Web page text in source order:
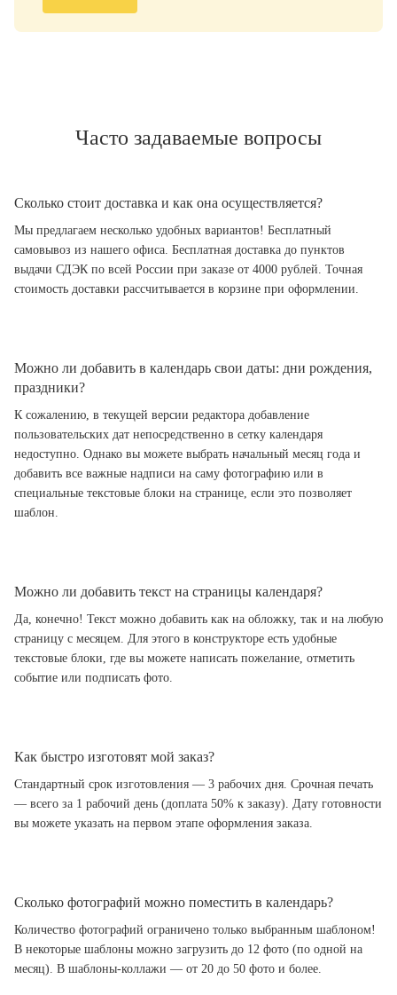
Часто задаваемые вопросы
Сколько стоит доставка и как она осуществляется?
Мы предлагаем несколько удобных вариантов! Бесплатный
самовывоз из нашего офиса. Бесплатная доставка до пунктов
выдачи СДЭК по всей России при заказе от 4000 рублей. Точная
стоимость доставки рассчитывается в корзине при оформлении.
Можно ли добавить в календарь свои даты: дни рождения,
праздники?
К сожалению, в текущей версии редактора добавление
пользовательских дат непосредственно в сетку календаря
недоступно. Однако вы можете выбрать начальный месяц года и
добавить все важные надписи на саму фотографию или в
специальные текстовые блоки на странице, если это позволяет
шаблон.
Можно ли добавить текст на страницы календаря?
Да, конечно! Текст можно добавить как на обложку, так и на любую
страницу с месяцем. Для этого в конструкторе есть удобные
текстовые блоки, где вы можете написать пожелание, отметить
событие или подписать фото.
Как быстро изготовят мой заказ?
Стандартный срок изготовления — 3 рабочих дня. Срочная печать
— всего за 1 рабочий день (доплата 50% к заказу). Дату готовности
вы можете указать на первом этапе оформления заказа.
Сколько фотографий можно поместить в календарь?
Количество фотографий ограничено только выбранным шаблоном!
В некоторые шаблоны можно загрузить до 12 фото (по одной на
месяц). В шаблоны-коллажи — от 20 до 50 фото и более.